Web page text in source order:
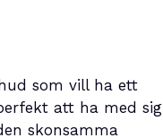
som vill ha ett
att ha med sig
skonsamma